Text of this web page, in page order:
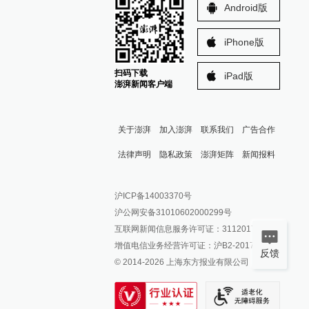
扫码下载
澎湃新闻客户端
Android版
iPhone版
iPad版
关于澎湃 加入澎湃 联系我们 广告合作
法律声明 隐私政策 澎湃矩阵
澎湃新闻公众号
澎湃新闻抖音号
派生万物开放平台
IP SHANGHAI
SIXTH TONE
新闻报料
报料邮箱: news@thepaper.cn
沪ICP备14003370号
沪公网安备31010602000299号
互联网新闻信息服务许可证：31120170006
增值电信业务经营许可证：沪B2-2017116
© 2014-2026 上海东方报业有限公司
反馈